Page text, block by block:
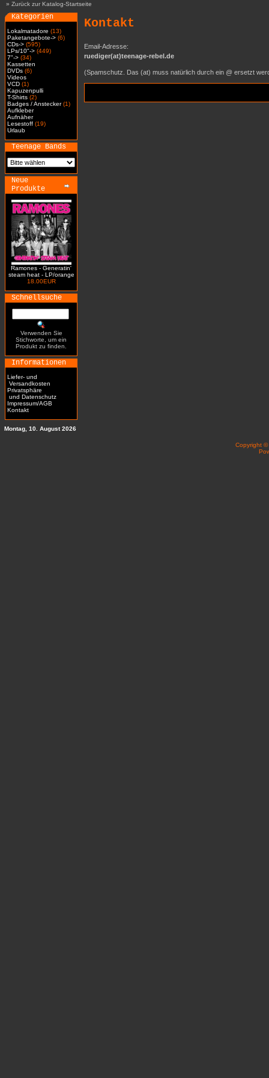
» Zurück zur Katalog-Startseite
Kategorien
Lokalmatadore (13)
Paketangebote-> (6)
CDs-> (595)
LPs/10"-> (449)
7"-> (34)
Kassetten
DVDs (6)
Videos
VCD (1)
Kapuzenpulli
T-Shirts (2)
Badges / Anstecker(1)
Aufkleber
Aufnäher
Lesestoff (19)
Urlaub
Teenage Bands
Neue
Produkte
Ramones - Generatin'
steam heat - LP/orange
18.00EUR
Schnellsuche
Verwenden Sie
Stichworte, um ein
Produkt zu finden.
Informationen
Liefer- und
Versandkosten
Privatsphäre
und Datenschutz
Impressum/AGB
Kontakt
Kontakt
Email-Adresse:
ruediger(at)teenage-rebel.de
(Spamschutz. Das (at) muss natürlich durch ein @ ersetzt
Montag, 10. August 2026
Copyright